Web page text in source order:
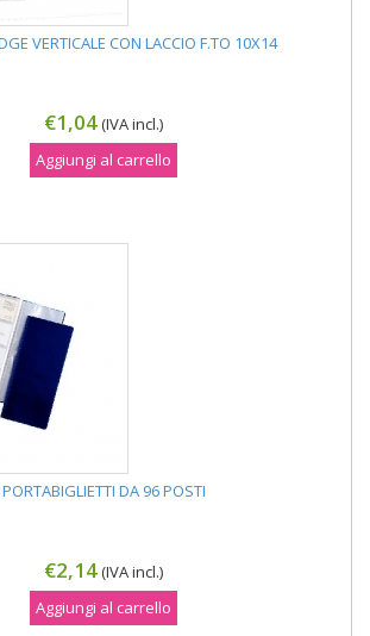
VERTICALE CON LACCIO F.TO 10X14
€1,04(IVA incl.)
Aggiungi al carrello
PORTABIGLIETTI DA 96 POSTI
€2,14(IVA incl.)
Aggiungi al carrello